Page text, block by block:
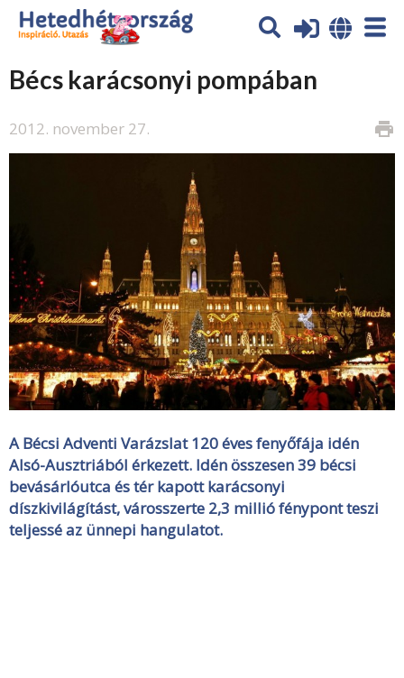
Bécs karácsonyi pompában
2012. november 27. print
A Bécsi Adventi Varázslat 120 éves fenyőfája idén
Alsó-Ausztriából érkezett. Idén összesen 39 bécsi
bevásárlóutca és tér kapott karácsonyi
díszkivilágítást, városszerte 2,3 millió fénypont teszi
teljessé az ünnepi hangulatot.